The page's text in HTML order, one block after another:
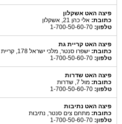
פיצה האט אשקלון
כתובת: אלי כהן 21, אשקלון
טלפון:
פיצה האט קריית גת
כתובת: ישפרו סנטר, מלכי ישראל 178, קריית גת
טלפון:
פיצה האט שדרות
כתובת: מול 7, שדרות
טלפון:
פיצה האט נתיבות
כתובת: מתחם צים סנטר, נתיבות
טלפון: